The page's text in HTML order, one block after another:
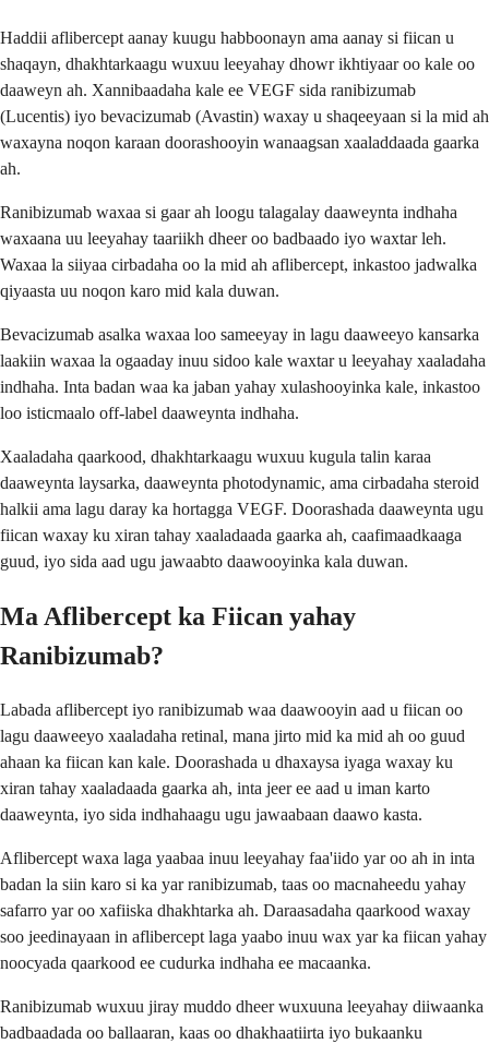
Haddii aflibercept aanay kuugu habboonayn ama aanay si fiican u
shaqayn, dhakhtarkaagu wuxuu leeyahay dhowr ikhtiyaar oo kale oo
daaweyn ah. Xannibaadaha kale ee VEGF sida ranibizumab
(Lucentis) iyo bevacizumab (Avastin) waxay u shaqeeyaan si la mid ah
waxayna noqon karaan doorashooyin wanaagsan xaaladdaada gaarka
ah.
Ranibizumab waxaa si gaar ah loogu talagalay daaweynta indhaha
waxaana uu leeyahay taariikh dheer oo badbaado iyo waxtar leh.
Waxaa la siiyaa cirbadaha oo la mid ah aflibercept, inkastoo jadwalka
qiyaasta uu noqon karo mid kala duwan.
Bevacizumab asalka waxaa loo sameeyay in lagu daaweeyo kansarka
laakiin waxaa la ogaaday inuu sidoo kale waxtar u leeyahay xaaladaha
indhaha. Inta badan waa ka jaban yahay xulashooyinka kale, inkastoo
loo isticmaalo off-label daaweynta indhaha.
Xaaladaha qaarkood, dhakhtarkaagu wuxuu kugula talin karaa
daaweynta laysarka, daaweynta photodynamic, ama cirbadaha steroid
halkii ama lagu daray ka hortagga VEGF. Doorashada daaweynta ugu
fiican waxay ku xiran tahay xaaladaada gaarka ah, caafimaadkaaga
guud, iyo sida aad ugu jawaabto daawooyinka kala duwan.
Ma Aflibercept ka Fiican yahay
Ranibizumab?
Labada aflibercept iyo ranibizumab waa daawooyin aad u fiican oo
lagu daaweeyo xaaladaha retinal, mana jirto mid ka mid ah oo guud
ahaan ka fiican kan kale. Doorashada u dhaxaysa iyaga waxay ku
xiran tahay xaaladaada gaarka ah, inta jeer ee aad u iman karto
daaweynta, iyo sida indhahaagu ugu jawaabaan daawo kasta.
Aflibercept waxa laga yaabaa inuu leeyahay faa'iido yar oo ah in inta
badan la siin karo si ka yar ranibizumab, taas oo macnaheedu yahay
safarro yar oo xafiiska dhakhtarka ah. Daraasadaha qaarkood waxay
soo jeedinayaan in aflibercept laga yaabo inuu wax yar ka fiican yahay
noocyada qaarkood ee cudurka indhaha ee macaanka.
Ranibizumab wuxuu jiray muddo dheer wuxuuna leeyahay diiwaanka
badbaadada oo ballaaran, kaas oo dhakhaatiirta iyo bukaanku